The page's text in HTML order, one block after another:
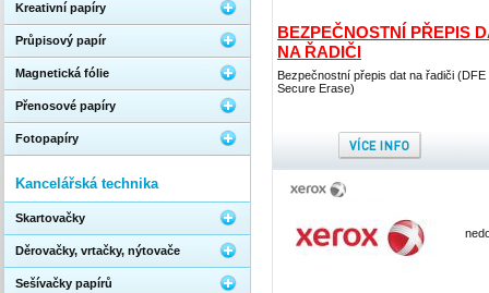
BEZPEČNOSTNÍ PŘEPIS
NA ŘADIČI
Bezpečnostní přepis dat na řadiči (DFE
Secure Erase)
Kreativní papíry
Průpisový papír
Magnetická fólie
Přenosové papíry
Fotopapíry
Kancelářská technika
Skartovačky
Děrovačky, vrtačky, nýtovače
Sešívačky papírů